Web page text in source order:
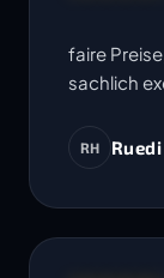
faire
sachlich
RH